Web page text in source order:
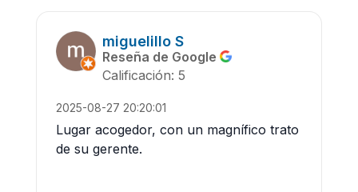
miguelillo S
Reseña de Google
Calificación: 5
2025-08-27 20:20:01
Lugar acogedor, con un magnífico trato
de su gerente.